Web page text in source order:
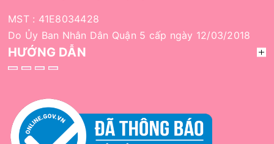
MST : 41E8034428
Do Ủy Ban Nhân Dân Quận 5 cấp ngày 12/03/2018
HƯỚNG DẪN